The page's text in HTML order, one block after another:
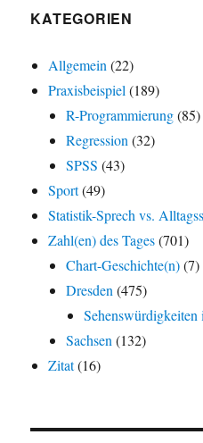
KATEGORIEN
Allgemein(22)
Praxisbeispiel(189)
R-Programmierung(85)
Regression(32)
SPSS (43)
Sport(49)
Statistik-Sprech vs.
Zahl(en) des Tages(701)
Chart-Geschichte(n)(7)
Dresden(475)
Sachsen(132)
Zitat(16)